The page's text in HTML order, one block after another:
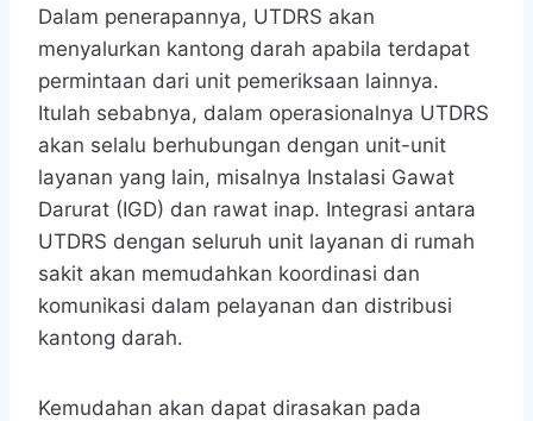
Dalam penerapannya, UTDRS akan
menyalurkan kantong darah apabila terdapat
permintaan dari unit pemeriksaan lainnya.
Itulah sebabnya, dalam operasionalnya UTDRS
akan selalu berhubungan dengan unit-unit
layanan yang lain, misalnya Instalasi Gawat
Darurat (IGD) dan rawat inap. Integrasi antara
UTDRS dengan seluruh unit layanan di rumah
sakit akan memudahkan koordinasi dan
komunikasi dalam pelayanan dan distribusi
kantong darah.
Kemudahan akan dapat dirasakan pada